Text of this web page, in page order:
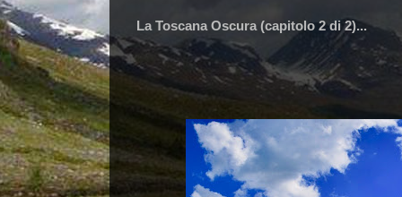
La Toscana Oscura (capitolo 2 di 2)...